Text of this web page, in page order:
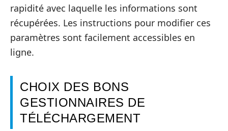
rapidité avec laquelle les informations sont
récupérées. Les instructions pour modifier ces
paramètres sont facilement accessibles en
ligne.
CHOIX DES BONS
GESTIONNAIRES DE
TÉLÉCHARGEMENT